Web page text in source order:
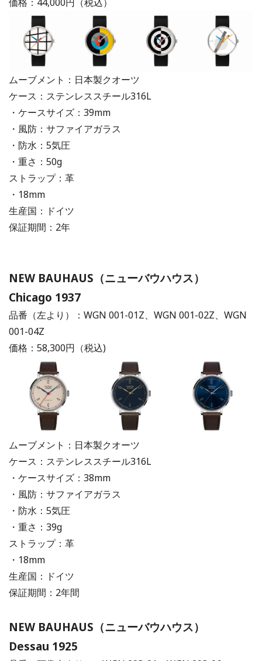
ムーブメント：日本製クオーツ
ケース：ステンレススチール316L
・ケースサイズ：39mm
・風防：サファイアガラス
・防水：5気圧
・重さ：50g
ストラップ：革
・18mm
生産国：ドイツ
保証期間：2年
NEW BAUHAUS（ニューバウハウス）
Chicago 1937
品番（左より）：WGN 001-01Z、WGN 001-02Z、WGN
001-04Z
価格：58,300円（税込)
ムーブメント：日本製クオーツ
ケース：ステンレススチール316L
・ケースサイズ：38mm
・風防：サファイアガラス
・防水：5気圧
・重さ：39g
ストラップ：革
・18mm
生産国：ドイツ
保証期間：2年間
NEW BAUHAUS（ニューバウハウス）
Dessau 1925